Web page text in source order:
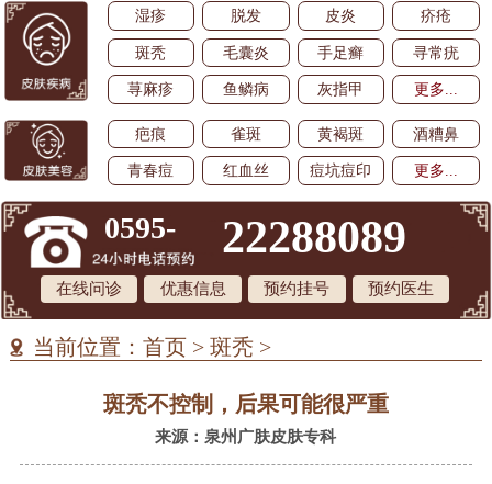
湿疹 脱发 皮炎 疥疮
斑秃 毛囊炎 手足癣 寻常疣
荨麻疹 鱼鳞病 灰指甲 更多...
疤痕 雀斑 黄褐斑 酒糟鼻
青春痘 红血丝 痘坑痘印 更多...
0595- 22288089
在线问诊 优惠信息 预约挂号 预约医生
当前位置： 首页 > 斑秃>
斑秃不控制，后果可能很严重
来源：泉州广肤皮肤专科